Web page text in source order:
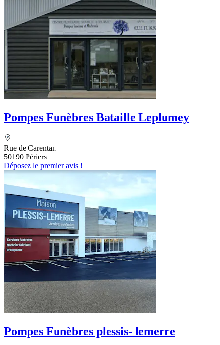
Pompes Funèbres Bataille Leplumey
Rue de Carentan
50190 Périers
Déposez le premier avis !
Pompes Funèbres plessis- lemerre